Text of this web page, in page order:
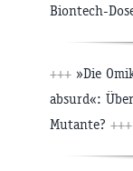
Biontech-
+++ »Die
absurd«:
Mutante? +++